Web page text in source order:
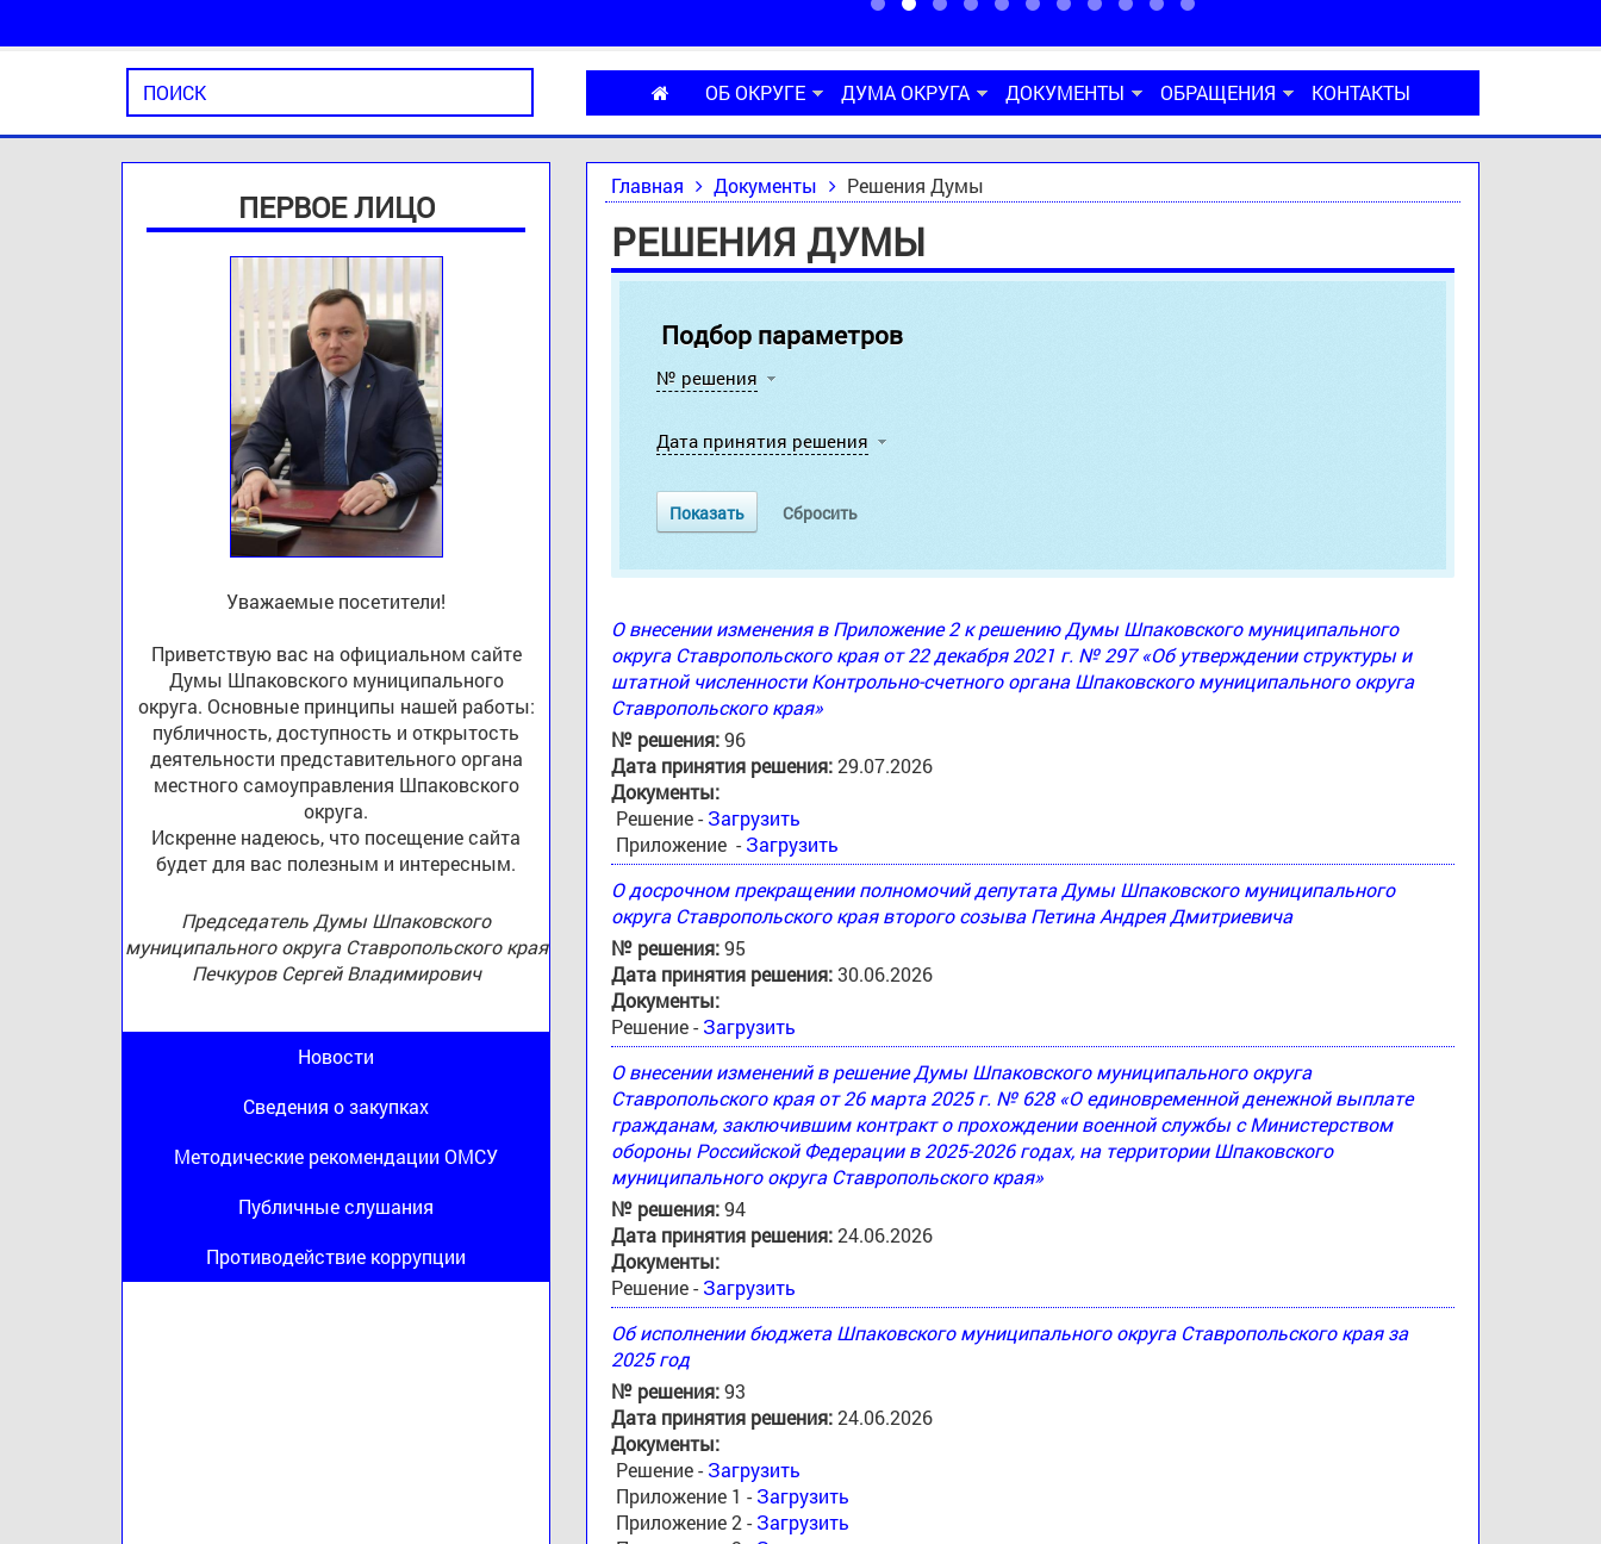
ОБ ОКРУГЕ ДУМА ОКРУГА ДОКУМЕНТЫ ОБРАЩЕНИЯ КОНТАКТЫ
ПЕРВОЕ ЛИЦО
Уважаемые посетители!
Приветствую вас на официальном сайте
Думы Шпаковского муниципального
округа. Основные принципы нашей работы:
публичность, доступность и открытость
деятельности представительного органа
местного самоуправления Шпаковского
округа.
Искренне надеюсь, что посещение сайта
будет для вас полезным и интересным.
Председатель Думы Шпаковского
муниципального округа Ставропольского края
Печкуров Сергей Владимирович
Новости
Сведения о закупках
Методические рекомендации ОМСУ
Публичные слушания
Противодействие коррупции
Главная Документы Решения Думы
РЕШЕНИЯ ДУМЫ
Подбор параметров
№ решения
Дата принятия решения
О внесении изменения в Приложение 2 к решению Думы Шпаковского муниципального
округа Ставропольского края от 22 декабря 2021 г. № 297 «Об утверждении структуры и
штатной численности Контрольно-счетного органа Шпаковского муниципального округа
Ставропольского края»
№ решения:96
Дата принятия решения:29.07.2026
Документы:
Решение - Загрузить
Приложение - Загрузить
О досрочном прекращении полномочий депутата Думы Шпаковского муниципального
округа Ставропольского края второго созыва Петина Андрея Дмитриевича
№ решения:95
Дата принятия решения:30.06.2026
Документы:
Решение - Загрузить
О внесении изменений в решение Думы Шпаковского муниципального округа
Ставропольского края от 26 марта 2025 г. № 628 «О единовременной денежной выплате
гражданам, заключившим контракт о прохождении военной службы с Министерством
обороны Российской Федерации в 2025-2026 годах, на территории Шпаковского
муниципального округа Ставропольского края»
№ решения:94
Дата принятия решения:24.06.2026
Документы:
Решение - Загрузить
Об исполнении бюджета Шпаковского муниципального округа Ставропольского края за
2025 год
№ решения:93
Дата принятия решения:24.06.2026
Документы:
Решение - Загрузить
Приложение 1 - Загрузить
Приложение 2 - Загрузить